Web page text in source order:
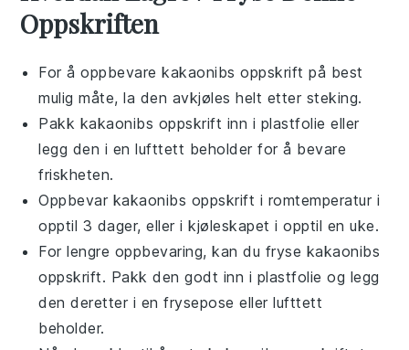
Oppskriften
For å oppbevarekakaonibs oppskrift på best
mulig måte, la den avkjøles helt etter steking.
Pakk kakaonibs oppskrift inn i plastfolie eller
legg den i en lufttett beholder for å bevare
friskheten.
Oppbevar kakaonibs oppskrift i romtemperatur i
opptil 3 dager, eller i kjøleskapet i opptil en uke.
For lengre oppbevaring, kan du fryse kakaonibs
oppskrift. Pakk den godt inn i plastfolie og legg
den deretter i en frysepose eller lufttett
beholder.